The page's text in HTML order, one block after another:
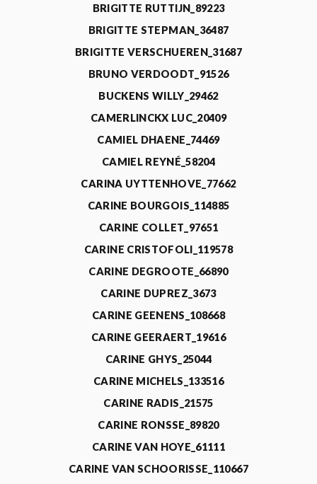
BRIGITTE RUTTIJN_89223
BRIGITTE STEPMAN_36487
BRIGITTE VERSCHUEREN_31687
BRUNO VERDOODT_91526
BUCKENS WILLY_29462
CAMERLINCKX LUC_20409
CAMIEL DHAENE_74469
CAMIEL REYNÉ_58204
CARINA UYTTENHOVE_77662
CARINE BOURGOIS_114885
CARINE COLLET_97651
CARINE CRISTOFOLI_119578
CARINE DEGROOTE_66890
CARINE DUPREZ_3673
CARINE GEENENS_108668
CARINE GEERAERT_19616
CARINE GHYS_25044
CARINE MICHELS_133516
CARINE RADIS_21575
CARINE RONSSE_89820
CARINE VAN HOYE_61111
CARINE VAN SCHOORISSE_110667